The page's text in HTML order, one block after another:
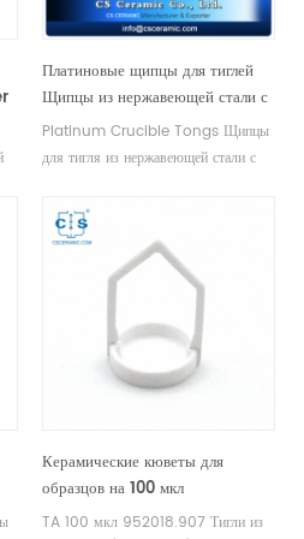
Платиновые щипцы для тиглей
Щипцы из нержавеющей стали с
платиновым покрытием
Platinum Crucible Tongs Щипцы
для тигля из нержавеющей стали с
платинового сосуда
Керамические кюветы для
образцов на 100 мкл
(специальная высота: 18,6 мм))
TA 100 мкл 952018.907 Тигли из